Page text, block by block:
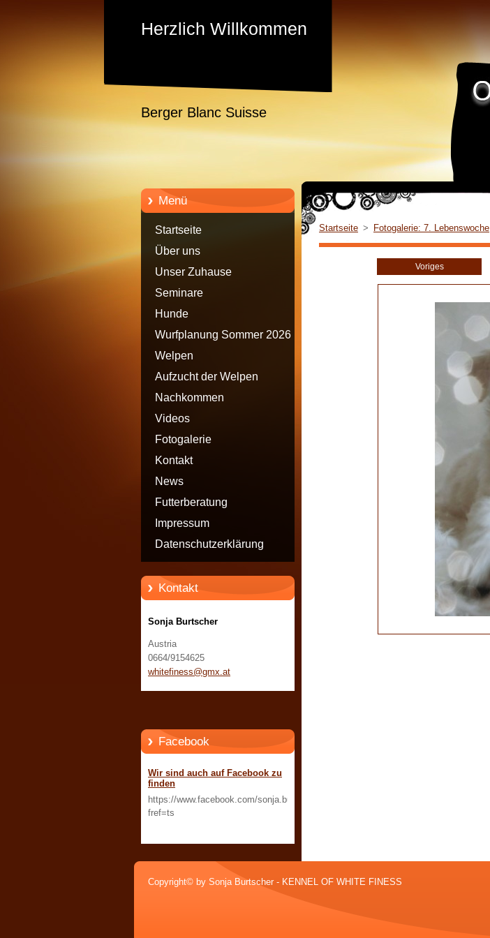
Herzlich Willkommen
Berger Blanc Suisse
Menü
Startseite
Über uns
Unser Zuhause
Seminare
Hunde
Wurfplanung Sommer 2026
Welpen
Aufzucht der Welpen
Nachkommen
Videos
Fotogalerie
Kontakt
News
Futterberatung
Impressum
Datenschutzerklärung
Kontakt
Sonja Burtscher
Austria
0664/9154625
whitefiness@gmx.at
Facebook
Wir sind auch auf Facebook zu
finden
https://www.facebook.com/sonja.burtscher.7?
fref=ts
Startseite > Fotogalerie: 7. Lebenswoche
Voriges
Copyright© by Sonja Burtscher - KENNEL OF WHITE FINESS